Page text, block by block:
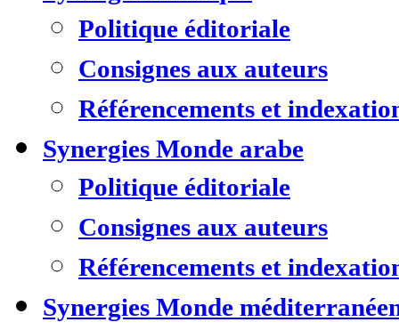
Politique éditoriale
Consignes aux auteurs
Référencements et
Synergies Monde arabe
Politique éditoriale
Consignes aux auteurs
Référencements et
Synergies Monde